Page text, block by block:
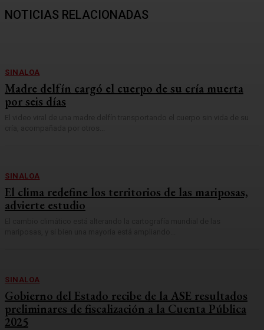
NOTICIAS RELACIONADAS
SINALOA
Madre delfín cargó el cuerpo de su cría muerta
por seis días
SINALOA
El clima redefine los territorios de las mariposas,
advierte estudio
SINALOA
Gobierno del Estado recibe de la ASE resultados
preliminares de fiscalización a la Cuenta Pública
2025